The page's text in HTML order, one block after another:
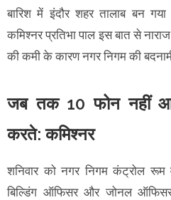
बारिश में इंदौर शहर तालाब बन
कमिश्नर प्रतिभा पाल इस बात से
की कमी के कारण नगर निगम की
जब तक 10 फोन नहीं
करते: कमिश्नर
शनिवार को नगर निगम कंट्रोल रूम
बिल्डिंग ऑफिसर और जोनल